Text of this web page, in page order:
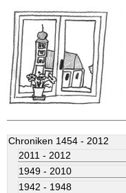
Chroniken 1454 - 2012
2011 - 2012
1949 - 2010
1942 - 1948